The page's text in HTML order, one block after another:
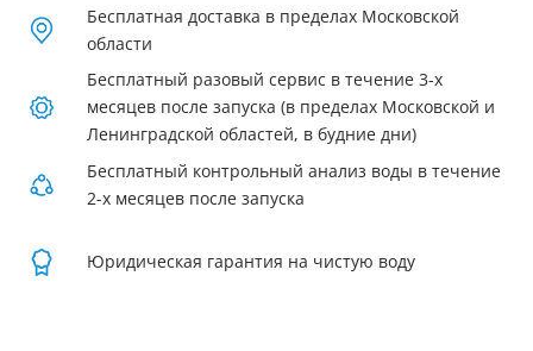
Бесплатная доставка в пределах Московской
области
Бесплатный разовый сервис в течение 3-х
месяцев после запуска (в пределах Московской и
Ленинградской областей, в будние дни)
Бесплатный контрольный анализ воды в течение
2-х месяцев после запуска
Юридическая гарантия на чистую воду